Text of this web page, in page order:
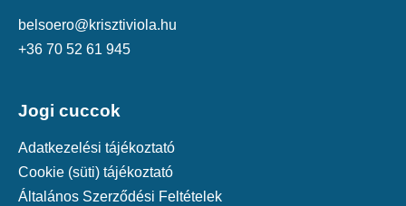
belsoero@krisztiviola.hu
+36 70 52 61 945
Jogi cuccok
Adatkezelési tájékoztató
Cookie (süti) tájékoztató
Általános Szerződési Feltételek